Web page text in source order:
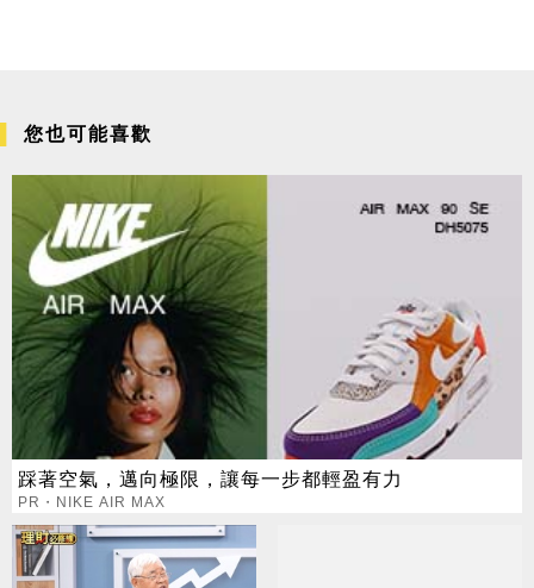
您也可能喜歡
踩著空氣，邁向極限，讓每一步都輕盈有力
PR・NIKE AIR MAX